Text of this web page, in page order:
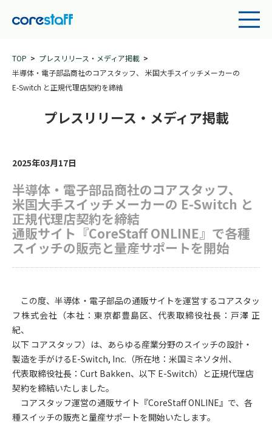
TOP
プレスリリース・メディア掲載
半導体・電子部品商社のコアスタッフ、 米国大手スイッチメーカーの
E-Switch と正規代理店契約を締結
プレスリリース・メディア掲載
2025年03月17日
半導体・電子部品商社のコアスタッフ、
米国大手スイッチメーカーの E-Switch と
正規代理店契約を締結
通販サイト『CoreStaff ONLINE』で各種
スイッチの販売と量産サポートを開始
この度、半導体・電子部品の通販サイトを運営するコアスタッ
フ株式会社（本社：東京都豊島区、代表取締役社長：戸澤 正
紀、
以下 コアスタッフ）は、あらゆる産業分野のスイッチの設計・
製造を手がけるE-Switch, Inc.（所在地：米国ミネソタ州、
代表取締役社長：Curt Bakken、以下 E-Switch）と正規代理店
契約を締結いたしました。
コアスタッフ運営の通販サイト『CoreStaff ONLINE』で、各
種スイッチの販売と量産サポートを開始いたします。